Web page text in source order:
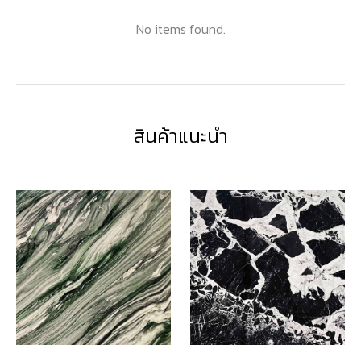
No items found.
สินค้าแนะนำ